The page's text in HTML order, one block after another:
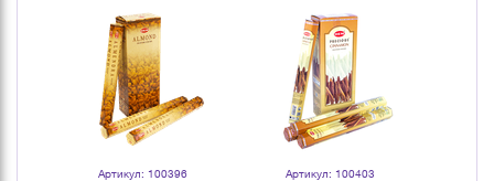
Артикул: 100396
Артикул: 100403